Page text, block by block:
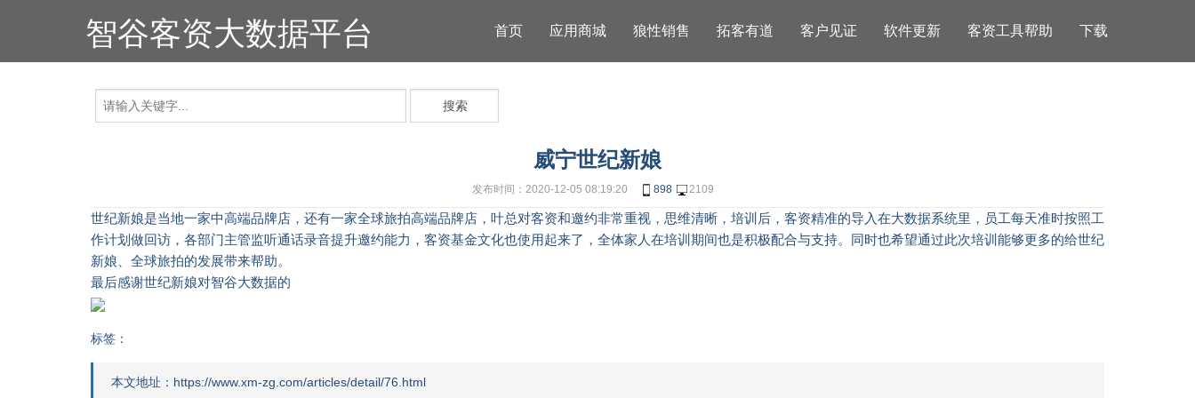
智谷客资大数据平台 首页 应用商城 狼性销售 拓客有道 客户见证 软件更新 客资工具帮助 下载
搜索
威宁世纪新娘
发布时间：2020-12-05 08:19:20 898 2109
世纪新娘是当地一家中高端品牌店，还有一家全球旅拍高端品牌店，叶总对客资和邀约非常重视，思维清晰，培训后，客资精准的导入在大数据系统里， 员工每天准时按照工
作计划做回访，各部门主管监听通话录音提升邀约能力，客资基金文化也使用起来了，全体家人在培训期间也是积极配合与支持。同时也希望通过此次培训能够更多的给世纪
新娘、全球旅拍的发展带来帮助。
最后感谢世纪新娘对智谷大数据的
标签：
本文地址：https://www.xm-zg.com/articles/detail/76.html